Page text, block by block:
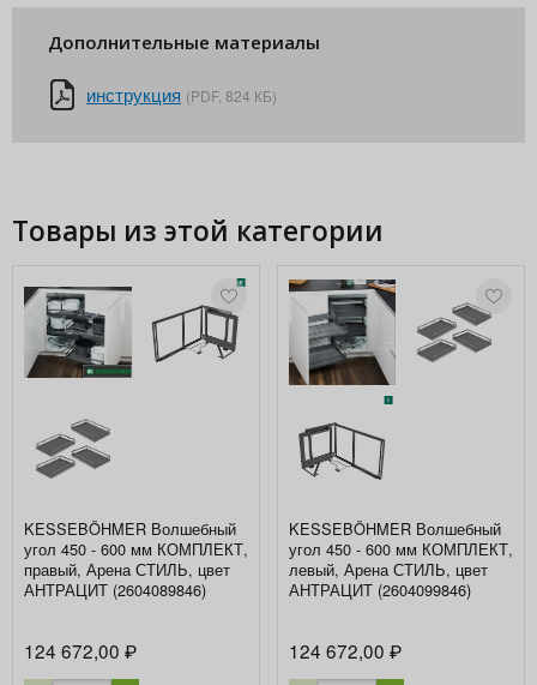
Дополнительные материалы
инструкция (PDF, 824 КБ)
Товары из этой категории
KESSEBÖHMER Волшебный
угол 450 - 600 мм КОМПЛЕКТ,
правый, Арена СТИЛЬ, цвет
АНТРАЦИТ (2604089846)
124 672,00₽
KESSEBÖHMER Волшебный
угол 450 - 600 мм КОМПЛЕКТ,
левый, Арена СТИЛЬ, цвет
АНТРАЦИТ (2604099846)
124 672,00 ₽